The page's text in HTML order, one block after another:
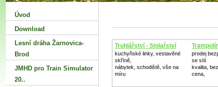
Truhlářství - Stolařství
kuchyňské linky, vestavěné
skříně,
nábytek, schodiště, vše na
míru
prodej
se sítí
kvalita,
cena,
Úvod
Download
Lesní dráha Žarnovica-
Brod
JMHD pro Train Simulator
20..